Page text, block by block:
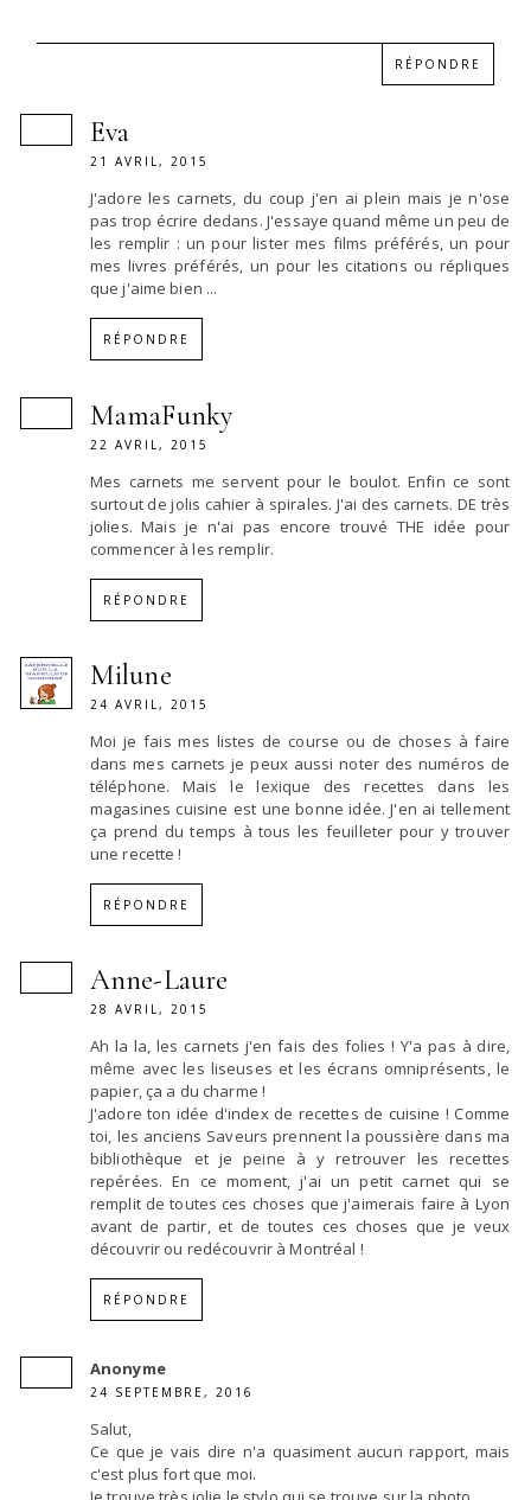
RÉPONDRE
Eva
21 AVRIL, 2015
J'adore les carnets, du coup j'en ai plein mais je n'ose
pas trop écrire dedans. J'essaye quand même un peu de
les remplir : un pour lister mes films préférés, un pour
mes livres préférés, un pour les citations ou répliques
que j'aime bien ...
RÉPONDRE
MamaFunky
22 AVRIL, 2015
Mes carnets me servent pour le boulot. Enfin ce sont
surtout de jolis cahier à spirales. J'ai des carnets. DE très
jolies. Mais je n'ai pas encore trouvé THE idée pour
commencer à les remplir.
RÉPONDRE
Milune
24 AVRIL, 2015
Moi je fais mes listes de course ou de choses à faire
dans mes carnets je peux aussi noter des numéros de
téléphone. Mais le lexique des recettes dans les
magasines cuisine est une bonne idée. J'en ai tellement
ça prend du temps à tous les feuilleter pour y trouver
une recette !
RÉPONDRE
Anne-Laure
28 AVRIL, 2015
Ah la la, les carnets j'en fais des folies ! Y'a pas à dire,
même avec les liseuses et les écrans omniprésents, le
papier, ça a du charme !
J'adore ton idée d'index de recettes de cuisine ! Comme
toi, les anciens Saveurs prennent la poussière dans ma
bibliothèque et je peine à y retrouver les recettes
repérées. En ce moment, j'ai un petit carnet qui se
remplit de toutes ces choses que j'aimerais faire à Lyon
avant de partir, et de toutes ces choses que je veux
découvrir ou redécouvrir à Montréal !
RÉPONDRE
Anonyme
24 SEPTEMBRE, 2016
Salut,
Ce que je vais dire n'a quasiment aucun rapport, mais
c'est plus fort que moi.